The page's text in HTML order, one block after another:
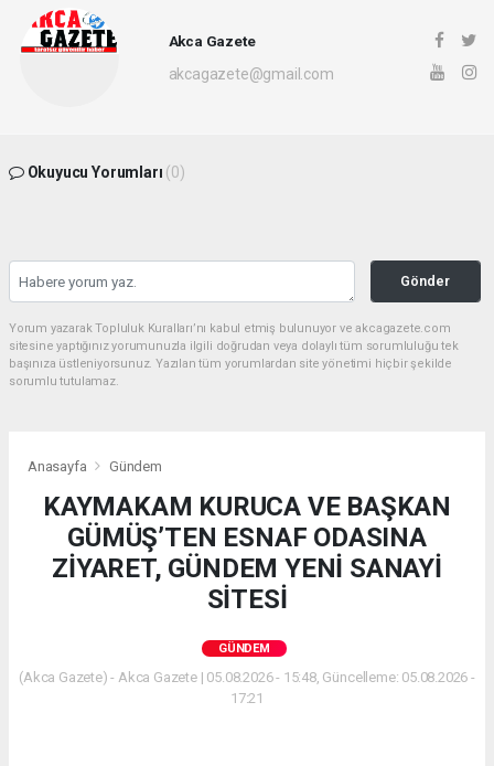
Akca Gazete
akcagazete@gmail.com
Okuyucu Yorumları (0)
Gönder
Yorum yazarak Topluluk Kuralları’nı kabul etmiş bulunuyor ve akcagazete.com
sitesine yaptığınız yorumunuzla ilgili doğrudan veya dolaylı tüm sorumluluğu tek
başınıza üstleniyorsunuz. Yazılan tüm yorumlardan site yönetimi hiçbir şekilde
sorumlu tutulamaz.
Anasayfa Gündem
KAYMAKAM KURUCA VE BAŞKAN
GÜMÜŞ’TEN ESNAF ODASINA
ZİYARET, GÜNDEM YENİ SANAYİ
SİTESİ
GÜNDEM
(Akca Gazete) - Akca Gazete | 05.08.2026 - 15:48, Güncelleme: 05.08.2026 -
17:21